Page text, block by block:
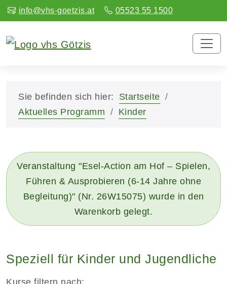
info@vhs-goetzis.at 05523 55 1500
Sie befinden sich hier:
Startseite
Aktuelles Programm
Kinder
Veranstaltung "Esel-Action am Hof – Spielen,
Führen & Ausprobieren (6-14 Jahre ohne
Begleitung)" (Nr. 26W15075) wurde in den
Warenkorb gelegt.
Speziell für Kinder und Jugendliche
Kurse filtern nach: